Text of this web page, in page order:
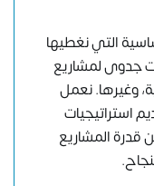
التي نغطيها
جدوى لمشاريع
وغيرها. نعمل
استراتيجيات
قدرة المشاريع